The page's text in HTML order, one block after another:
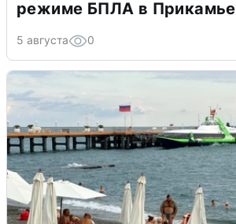
режиме БПЛА в Прикамье
5 августа 0